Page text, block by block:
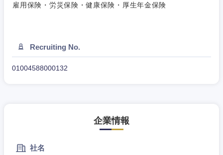
雇用保険・労災保険・健康保険・厚生年金保険
Recruiting No.
01004588000132
企業情報
社名